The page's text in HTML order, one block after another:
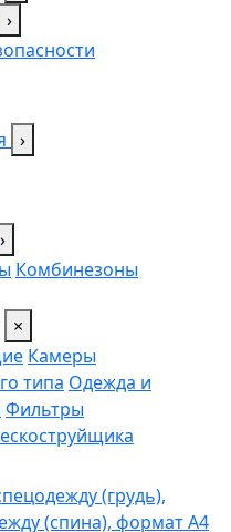
›
›
›
Комбинезоны
×
Камеры
типа Одежда и
Фильтры
(грудь),
(спина), формат А4